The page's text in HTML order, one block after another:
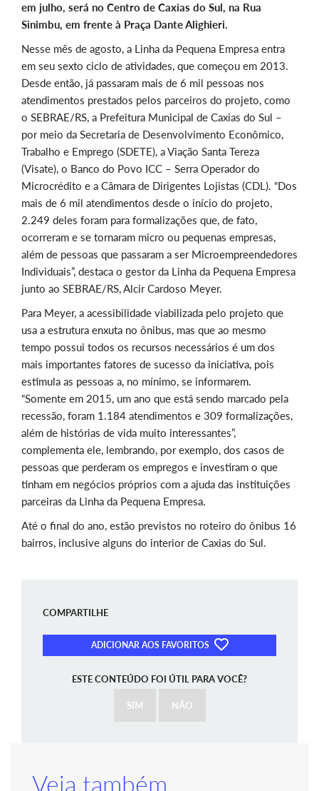
em julho, será no Centro de Caxias do Sul, na Rua
Sinimbu, em frente à Praça Dante Alighieri.
Nesse mês de agosto, a Linha da Pequena Empresa entra
em seu sexto ciclo de atividades, que começou em 2013.
Desde então, já passaram mais de 6 mil pessoas nos
atendimentos prestados pelos parceiros do projeto, como
o SEBRAE/RS, a Prefeitura Municipal de Caxias do Sul –
por meio da Secretaria de Desenvolvimento Econômico,
Trabalho e Emprego (SDETE), a Viação Santa Tereza
(Visate), o Banco do Povo ICC – Serra Operador do
Microcrédito e a Câmara de Dirigentes Lojistas (CDL). “Dos
mais de 6 mil atendimentos desde o início do projeto,
2.249 deles foram para formalizações que, de fato,
ocorreram e se tornaram micro ou pequenas empresas,
além de pessoas que passaram a ser Microempreendedores
Individuais”, destaca o gestor da Linha da Pequena Empresa
junto ao SEBRAE/RS, Alcir Cardoso Meyer.
Para Meyer, a acessibilidade viabilizada pelo projeto que
usa a estrutura enxuta no ônibus, mas que ao mesmo
tempo possui todos os recursos necessários é um dos
mais importantes fatores de sucesso da iniciativa, pois
estimula as pessoas a, no mínimo, se informarem.
“Somente em 2015, um ano que está sendo marcado pela
recessão, foram 1.184 atendimentos e 309 formalizações,
além de histórias de vida muito interessantes”,
complementa ele, lembrando, por exemplo, dos casos de
pessoas que perderam os empregos e investiram o que
tinham em negócios próprios com a ajuda das instituições
parceiras da Linha da Pequena Empresa.
Até o final do ano, estão previstos no roteiro do ônibus 16
bairros, inclusive alguns do interior de Caxias do Sul.
COMPARTILHE
ADICIONAR AOS FAVORITOS
ESTE CONTEÚDO FOI ÚTIL PARA VOCÊ?
SIM NÃO
Veja também